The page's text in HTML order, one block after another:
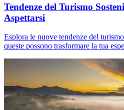
Tendenze del Turismo
Aspettarsi
Esplora le nuove tendenze del
queste possono trasformare la tua